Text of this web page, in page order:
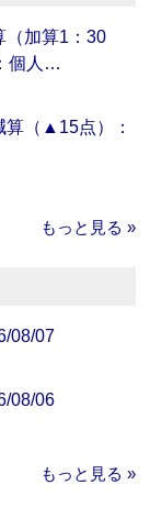
（加算1：30
個人…
算（▲15点）：
もっと見る »
08/07
08/06
もっと見る »